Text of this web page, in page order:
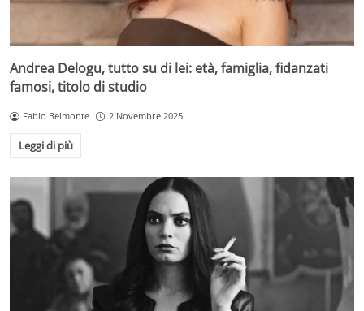
Andrea Delogu, tutto su di lei: età, famiglia, fidanzati
famosi, titolo di studio
Fabio Belmonte 2 Novembre 2025
Leggi di più